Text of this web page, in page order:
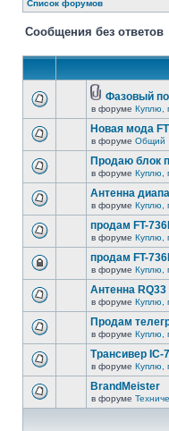
Список форумов
Сообщения без ответов
Фазовый
в форуме Куплю,
Новая мода
в форуме Общий
Продаю блок
в форуме Куплю,
Антенна
в форуме Куплю,
продам FT-
в форуме Куплю,
продам FT-
в форуме Куплю,
Антенна RQ33
в форуме Куплю,
Продам
в форуме Куплю,
Tрансивер IC-
в форуме Куплю,
BrandMeister
в форуме